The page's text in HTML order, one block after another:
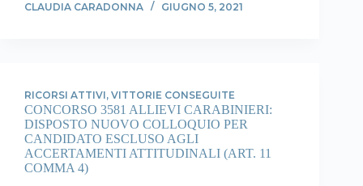
CLAUDIA CARADONNA GIUGNO 5, 2021
RICORSI ATTIVI, VITTORIE CONSEGUITE
CONCORSO 3581 ALLIEVI CARABINIERI:
DISPOSTO NUOVO COLLOQUIO PER
CANDIDATO ESCLUSO AGLI
ACCERTAMENTI ATTITUDINALI (ART. 11
COMMA 4)